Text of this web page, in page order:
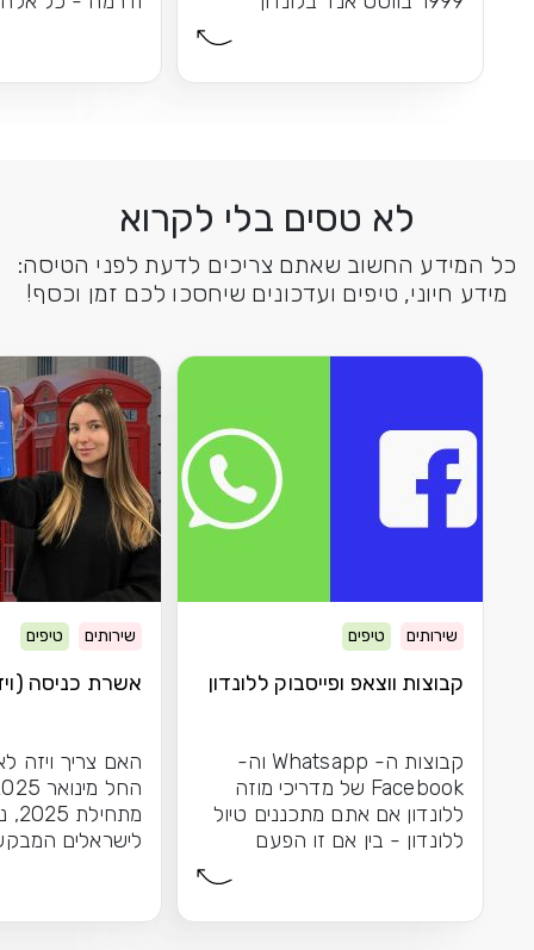
לא טסים בלי לקרוא
כל המידע החשוב שאתם צריכים לדעת לפני הטיסה:
מידע חיוני, טיפים ועדכונים שיחסכו לכם זמן וכסף!
שירותים טיפים
קבוצות ווצאפ ופייסבוק ללונדון
קבוצות ה- Whatsapp וה-
Facebook של מדריכי מוזה
ללונדון אם אתם מתכננים טיול
ללונדון - בין אם זו הפעם
שירותים טיפים
אשרת כניסה
האם צריך ויזה
לישראלים